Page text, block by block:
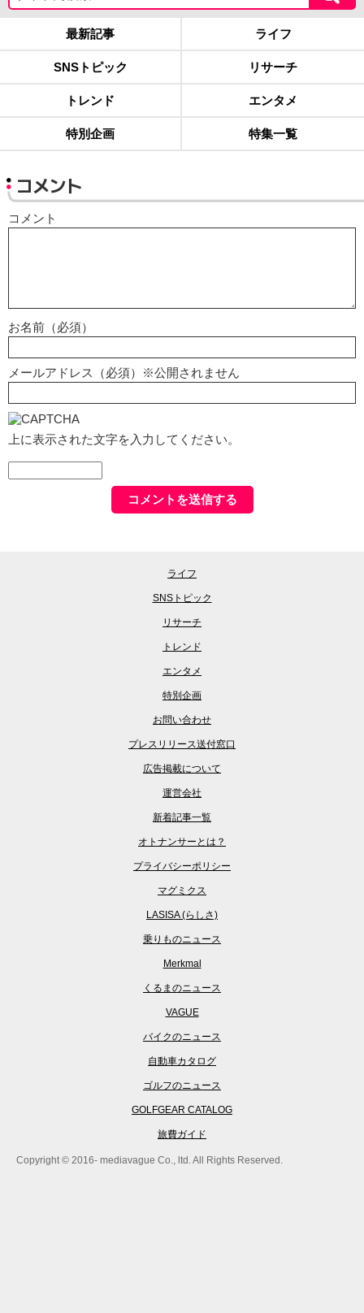
最新記事 ライフ
SNSトピック リサーチ
トレンド エンタメ
特別企画 特集一覧
コメント
コメント
お名前（必須）
メールアドレス（必須）※公開されません
上に表示された文字を入力してください。
ライフ
SNSトピック
リサーチ
トレンド
エンタメ
特別企画
お問い合わせ
プレスリリース送付窓口
広告掲載について
運営会社
新着記事一覧
オトナンサーとは？
プライバシーポリシー
マグミクス
LASISA (らしさ)
乗りものニュース
Merkmal
くるまのニュース
VAGUE
バイクのニュース
自動車カタログ
ゴルフのニュース
GOLFGEAR CATALOG
旅費ガイド
Copyright © 2016- mediavague Co., ltd. All Rights Reserved.